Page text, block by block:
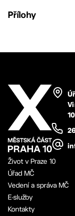
Přílohy
Život v Praze 10
Úřad MČ
Vedení a správa MČ
E-služby
Kontakty